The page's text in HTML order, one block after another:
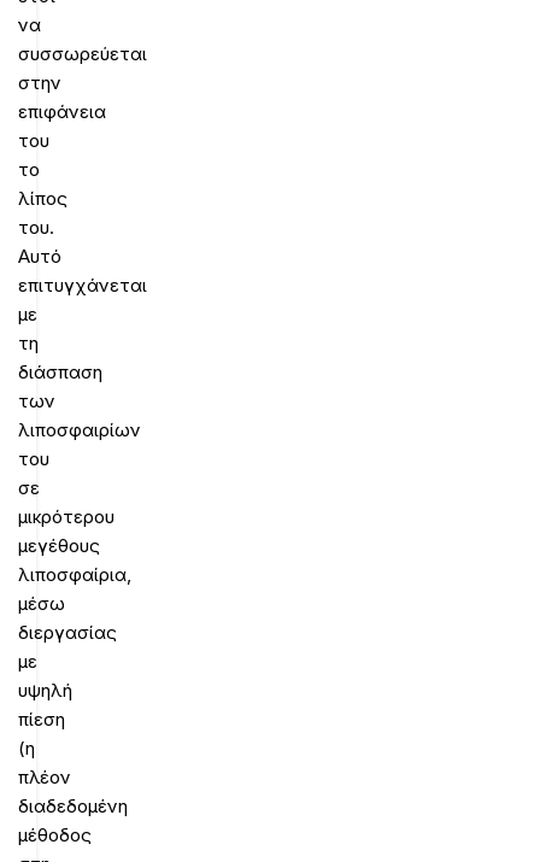
να
συσσωρεύεται
στην
επιφάνεια
του
το
λίπος
του.
Αυτό
επιτυγχάνεται
με
τη
διάσπαση
των
λιποσφαιρίων
του
σε
μικρότερου
μεγέθους
λιποσφαίρια,
μέσω
διεργασίας
με
υψηλή
πίεση
(η
πλέον
διαδεδομένη
μέθοδος